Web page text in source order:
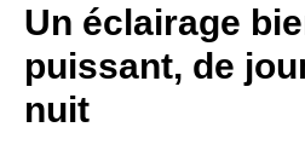
Un éclairage
puissant, de
nuit